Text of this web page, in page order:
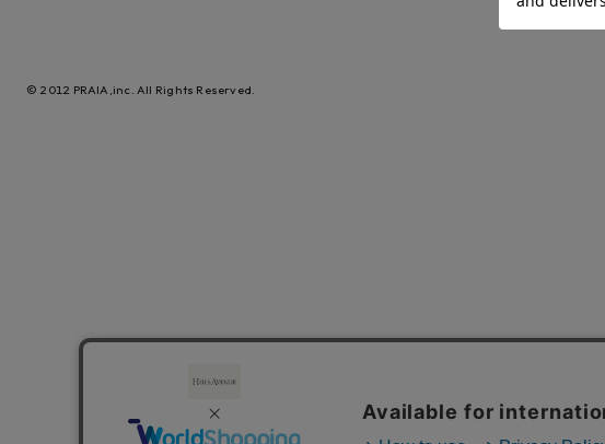
© 2012 PRAIA,inc. All Rights Reserved.